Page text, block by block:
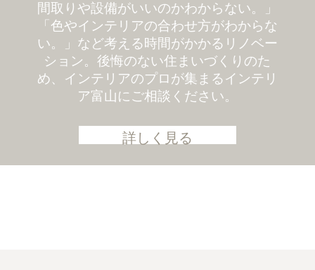
間取りや設備がいいのかわからない。」
「色やインテリアの合わせ方がわからな
い。」など考える時間がかかるリノベー
ション。後悔のない住まいづくりのた
め、インテリアのプロが集まるインテリ
ア富山にご相談ください。
詳しく見る